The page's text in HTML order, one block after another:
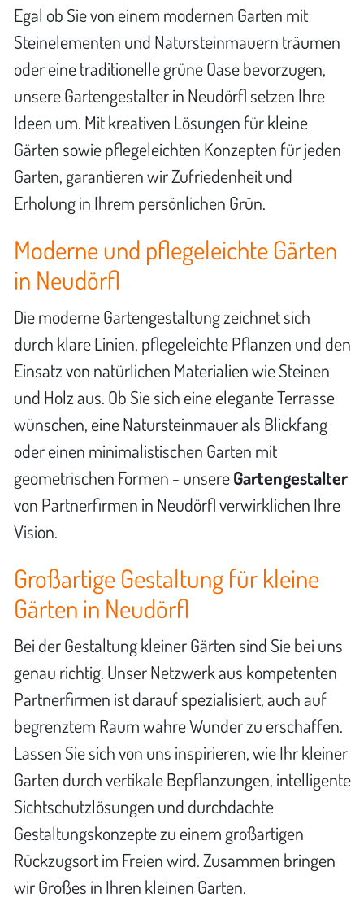
Egal ob Sie von einem modernen Garten mit
Steinelementen und Natursteinmauern träumen
oder eine traditionelle grüne Oase bevorzugen,
unsere Gartengestalter in Neudörfl setzen Ihre
Ideen um. Mit kreativen Lösungen für kleine
Gärten sowie pflegeleichten Konzepten für jeden
Garten, garantieren wir Zufriedenheit und
Erholung in Ihrem persönlichen Grün.
Moderne und pflegeleichte Gärten
in Neudörfl
Die moderne Gartengestaltung zeichnet sich
durch klare Linien, pflegeleichte Pflanzen und den
Einsatz von natürlichen Materialien wie Steinen
und Holz aus. Ob Sie sich eine elegante Terrasse
wünschen, eine Natursteinmauer als Blickfang
oder einen minimalistischen Garten mit
geometrischen Formen - unsereGartengestalter
von Partnerfirmen in Neudörfl verwirklichen Ihre
Vision.
Großartige Gestaltung für kleine
Gärten in Neudörfl
Bei der Gestaltung kleiner Gärten sind Sie bei uns
genau richtig. Unser Netzwerk aus kompetenten
Partnerfirmen ist darauf spezialisiert, auch auf
begrenztem Raum wahre Wunder zu erschaffen.
Lassen Sie sich von uns inspirieren, wie Ihr kleiner
Garten durch vertikale Bepflanzungen, intelligente
Sichtschutzlösungen und durchdachte
Gestaltungskonzepte zu einem großartigen
Rückzugsort im Freien wird. Zusammen bringen
wir Großes in Ihren kleinen Garten.